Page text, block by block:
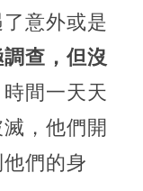
意外或是
查，但沒
時間一天天
， 他們開
們的身